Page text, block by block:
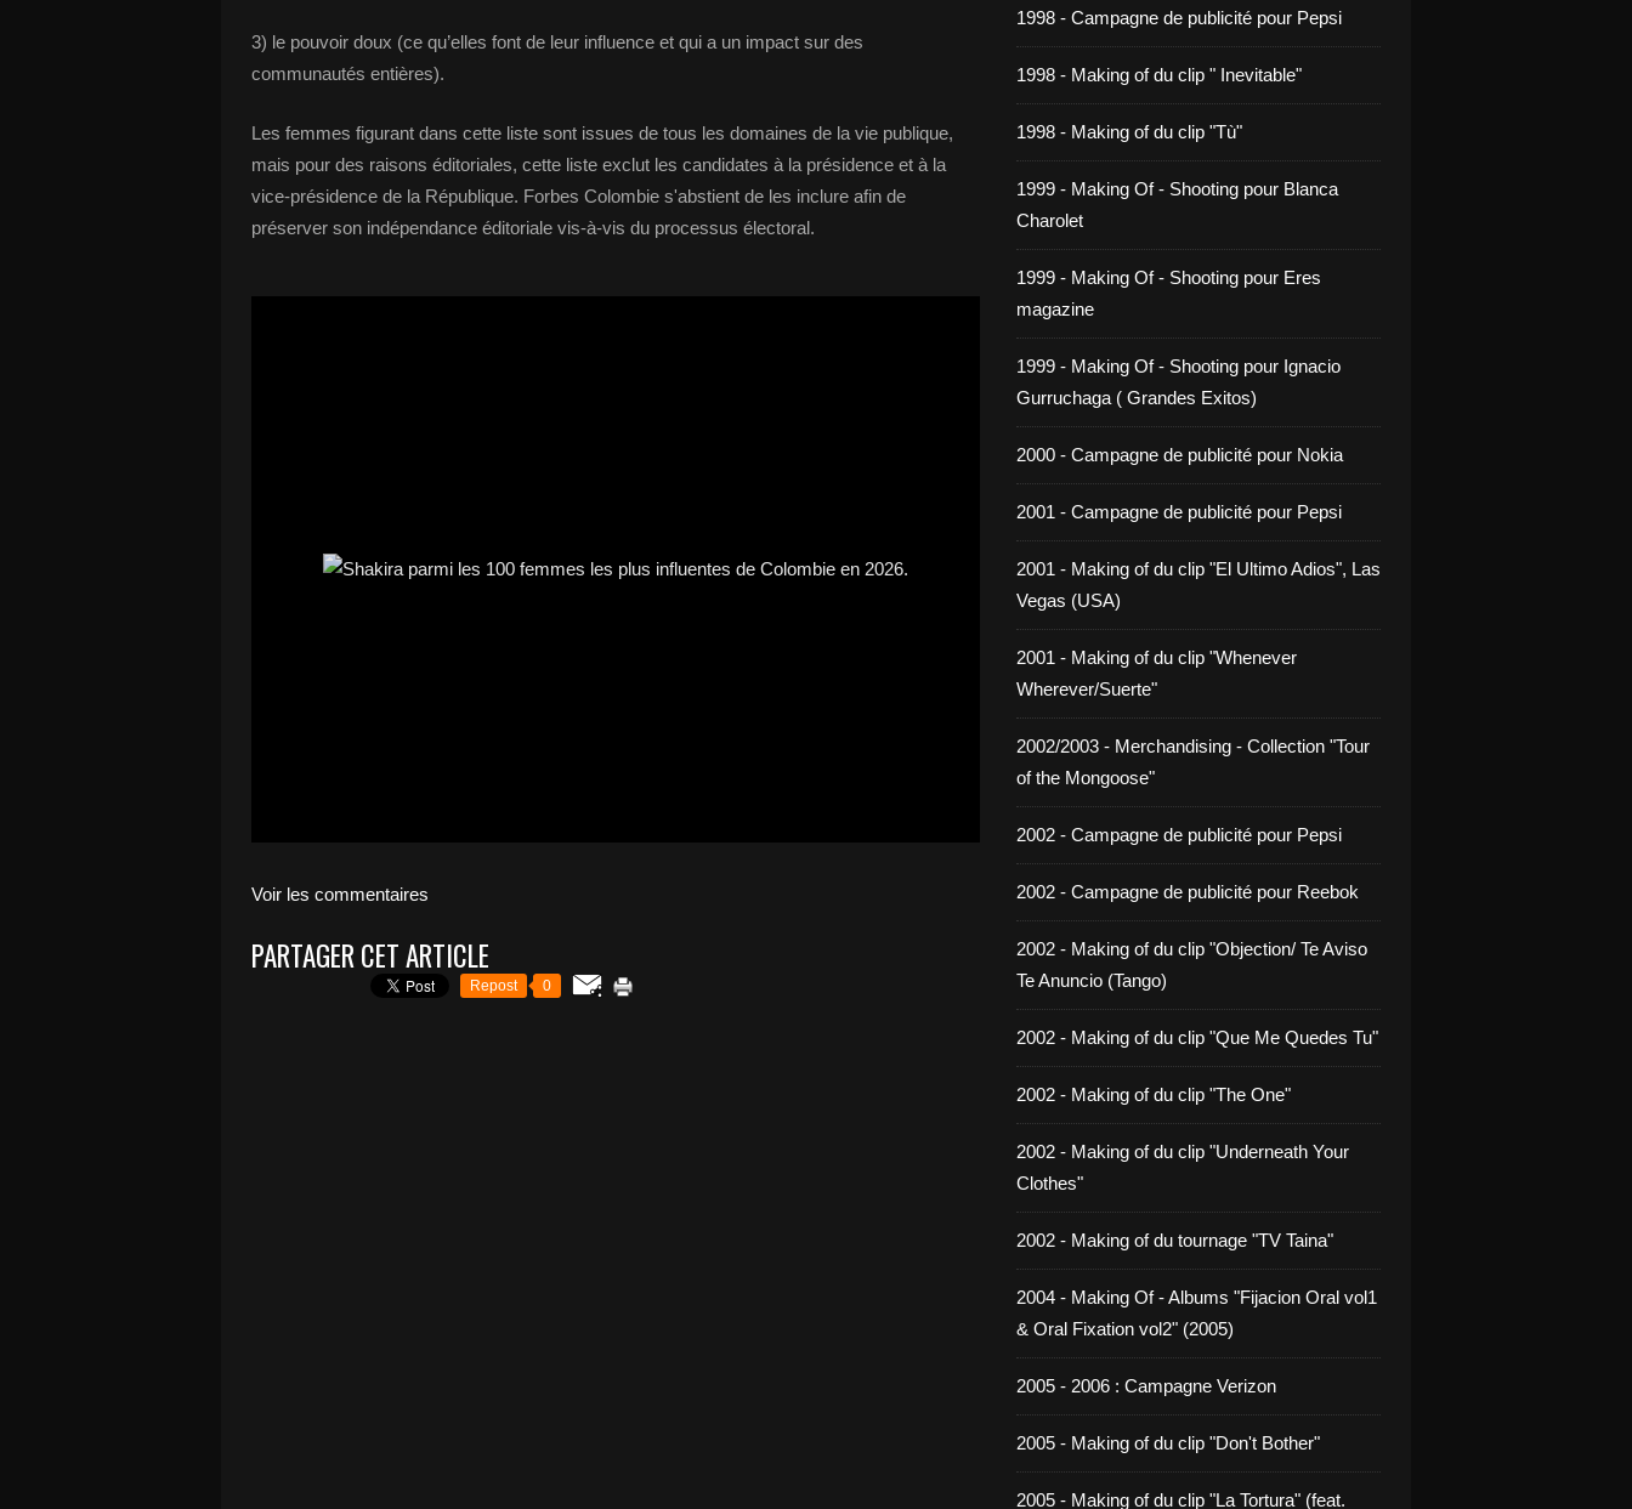
3) le pouvoir doux (ce qu’elles font de leur influence et qui a un impact sur des
communautés entières).
Les femmes figurant dans cette liste sont issues de tous les domaines de la vie publique,
mais pour des raisons éditoriales, cette liste exclut les candidates à la présidence et à la
vice-présidence de la République. Forbes Colombie s'abstient de les inclure afin de
préserver son indépendance éditoriale vis-à-vis du processus électoral.
Voir les commentaires
PARTAGER CET ARTICLE
Repost 0
1998 - Campagne de publicité pour Pepsi
1998 - Making of du clip " Inevitable"
1998 - Making of du clip "Tù"
1999 - Making Of - Shooting pour Blanca
Charolet
1999 - Making Of - Shooting pour Eres
magazine
1999 - Making Of - Shooting pour Ignacio
Gurruchaga ( Grandes Exitos)
2000 - Campagne de publicité pour Nokia
2001 - Campagne de publicité pour Pepsi
2001 - Making of du clip "El Ultimo Adios", Las
Vegas (USA)
2001 - Making of du clip "Whenever
Wherever/Suerte"
2002/2003 - Merchandising - Collection "Tour
of the Mongoose"
2002 - Campagne de publicité pour Pepsi
2002 - Campagne de publicité pour Reebok
2002 - Making of du clip "Objection/ Te Aviso
Te Anuncio (Tango)
2002 - Making of du clip "Que Me Quedes Tu"
2002 - Making of du clip "The One"
2002 - Making of du clip "Underneath Your
Clothes"
2002 - Making of du tournage "TV Taina"
2004 - Making Of - Albums "Fijacion Oral vol1
& Oral Fixation vol2" (2005)
2005 - 2006 : Campagne Verizon
2005 - Making of du clip "Don't Bother"
2005 - Making of du clip "La Tortura" (feat.